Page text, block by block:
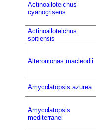
Actinoalloteichus
cyanogriseus
Actinoalloteichus
spitiensis
Alteromonas macleodii
Amycolatopsis azurea
Amycolatopsis
mediterranei